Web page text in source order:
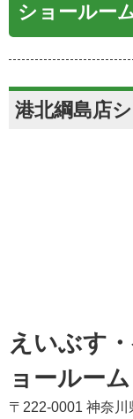
ショールー
港北綱島店
えいぶす
ョールーム
〒222-0001 神奈